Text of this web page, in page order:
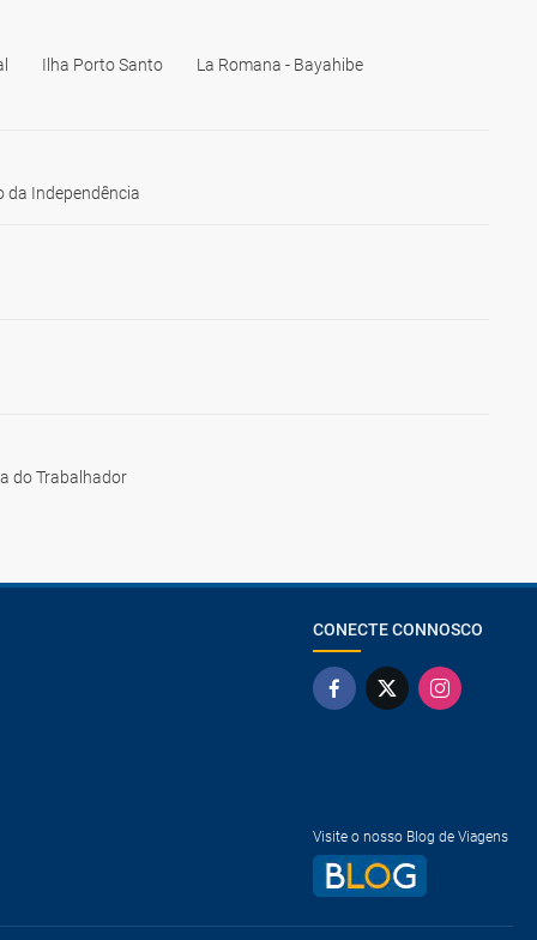
Ilha Porto Santo
La Romana - Bayahibe
da Independência
do Trabalhador
CONECTE CONNOSCO
Visite o nosso Blog de Viagens